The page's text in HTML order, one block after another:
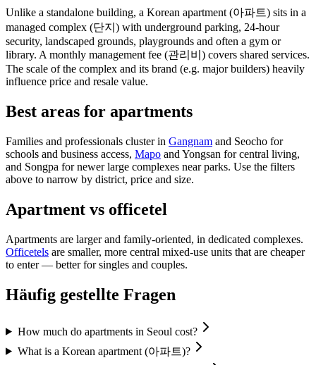
Unlike a standalone building, a Korean apartment (아파트) sits in a
managed complex (단지) with underground parking, 24-hour
security, landscaped grounds, playgrounds and often a gym or
library. A monthly management fee (관리비) covers shared services.
The scale of the complex and its brand (e.g. major builders) heavily
influence price and resale value.
Best areas for apartments
Families and professionals cluster in Gangnam and Seocho for
schools and business access, Mapo and Yongsan for central living,
and Songpa for newer large complexes near parks. Use the filters
above to narrow by district, price and size.
Apartment vs officetel
Apartments are larger and family-oriented, in dedicated complexes.
Officetels are smaller, more central mixed-use units that are cheaper
to enter — better for singles and couples.
Häufig gestellte Fragen
How much do apartments in Seoul cost?
What is a Korean apartment (아파트)?